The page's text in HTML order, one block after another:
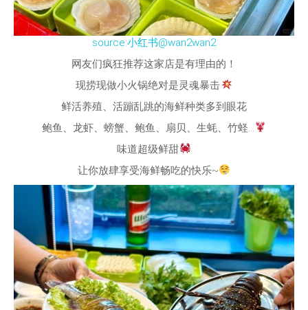
source:小红书@wan2wan2
网友们疯狂推荐这家店是有理由的！
现捞现做小火锅绝对是灵魂暴击
鲜活养殖、活蹦乱跳的海鲜种类多到眼花
鲍鱼、龙虾、螃蟹、鲍鱼、扇贝、生蚝、竹蛏…
味道超级鲜甜
让你放肆享受海鲜畅吃的快乐~